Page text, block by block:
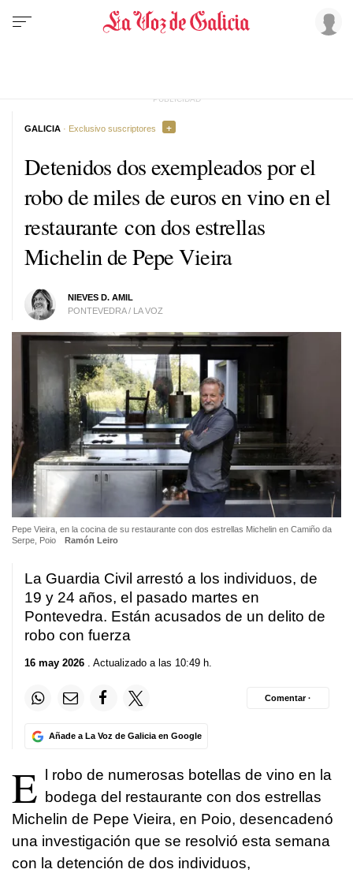
Detenidos dos exempleados por el
robo de miles de euros en vino en el
restaurante con dos estrellas
Michelin de Pepe Vieira
NIEVES D. AMIL
PONTEVEDRA / LA VOZ
GALICIA · Exclusivo suscriptores
Pepe Vieira, en la cocina de su restaurante con dos estrellas Michelin en Camiño da
Serpe, Poio
Ramón Leiro
La Guardia Civil arrestó a los individuos, de
19 y 24 años, el pasado martes en
Pontevedra. Están acusados de un delito de
robo con fuerza
16 may 2026 . Actualizado a las 10:49 h.
Añade a La Voz de Galicia en Google
Comentar ·
E
l robo de numerosas botellas de vino en la
bodega del restaurante con dos estrellas
Michelin de Pepe Vieira, en Poio, desencadenó
una investigación que se resolvió esta semana
con la detención de dos individuos,